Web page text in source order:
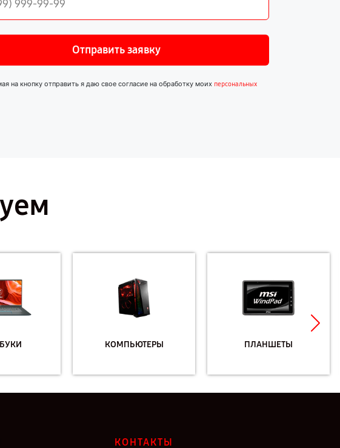
Отправить заявку
на кнопку отправить я даю свое согласие на обработку моих персональных
КОМПЬЮТЕРЫ ПЛАНШЕТЫ
КОНТАКТЫ